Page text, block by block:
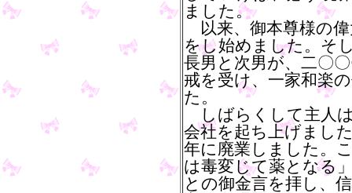
ました。
以来、御本尊様の
をし始めました。そ
長男と次男が、二〇
戒を受け、一家和楽
た。
しばらくして主人
会社を起ち上げまし
年に廃業しました。
は毒変じて薬となる
との御金言を拝し、